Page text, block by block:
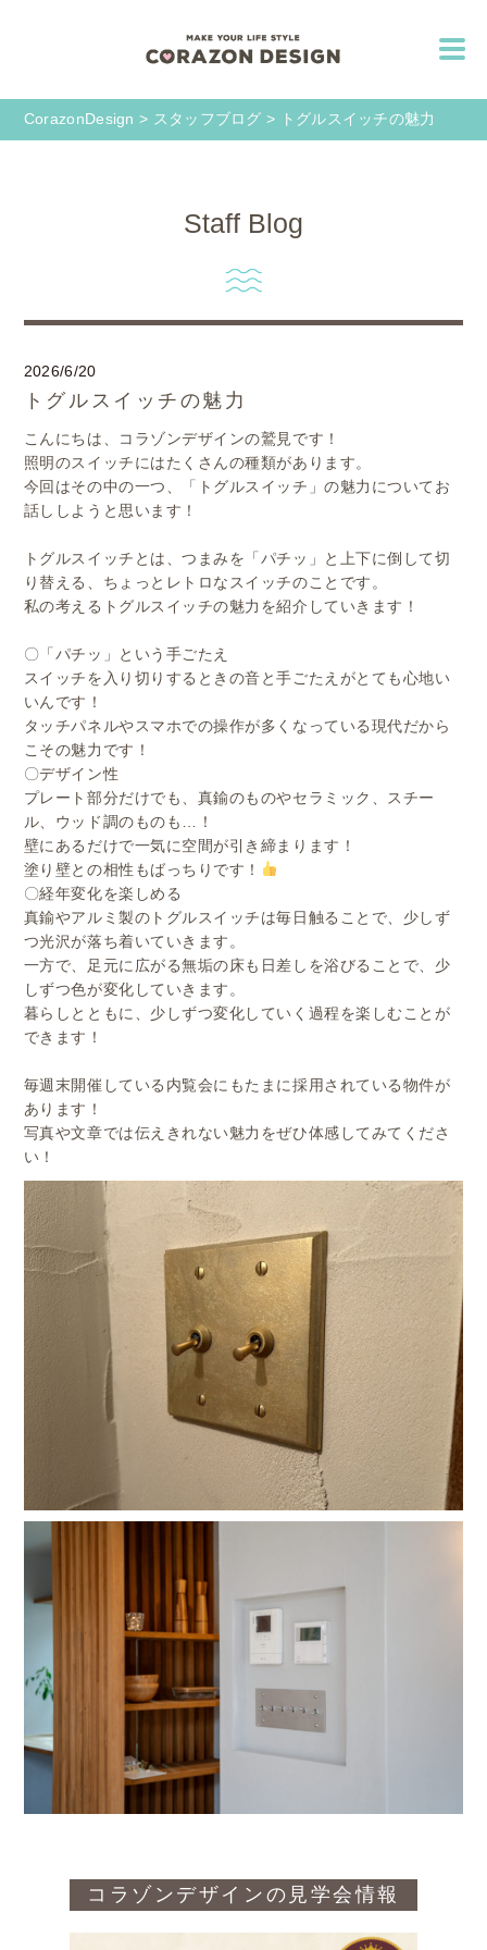
CorazonDesign > スタッフブログ > トグルスイッチの魅力
Staff Blog
2026/6/20
トグルスイッチの魅力
こんにちは、コラゾンデザインの鷲見です！
照明のスイッチにはたくさんの種類があります。
今回はその中の一つ、「トグルスイッチ」の魅力についてお
話ししようと思います！
トグルスイッチとは、つまみを「パチッ」と上下に倒して切
り替える、ちょっとレトロなスイッチのことです。
私の考えるトグルスイッチの魅力を紹介していきます！
〇「パチッ」という手ごたえ
スイッチを入り切りするときの音と手ごたえがとても心地い
いんです！
タッチパネルやスマホでの操作が多くなっている現代だから
こその魅力です！
〇デザイン性
プレート部分だけでも、真鍮のものやセラミック、スチー
ル、ウッド調のものも…！
壁にあるだけで一気に空間が引き締まります！
塗り壁との相性もばっちりです！
〇経年変化を楽しめる
真鍮やアルミ製のトグルスイッチは毎日触ることで、少しず
つ光沢が落ち着いていきます。
一方で、足元に広がる無垢の床も日差しを浴びることで、少
しずつ色が変化していきます。
暮らしとともに、少しずつ変化していく過程を楽しむことが
できます！
毎週末開催している内覧会にもたまに採用されている物件が
あります！
写真や文章では伝えきれない魅力をぜひ体感してみてくださ
い！
コラゾンデザインの見学会情報